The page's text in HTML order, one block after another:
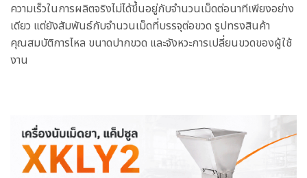
ความเร็วในการผลิตจริงไม่ได้ขึ้นอยู่กับจำนวนเม็ดต่อนาทีเพียงอย่าง
เดียว แต่ยังสัมพันธ์กับจำนวนเม็ดที่บรรจุต่อขวด รูปทรงสินค้า
คุณสมบัติการไหล ขนาดปากขวด และจังหวะการเปลี่ยนขวดของผู้ใช้
งาน